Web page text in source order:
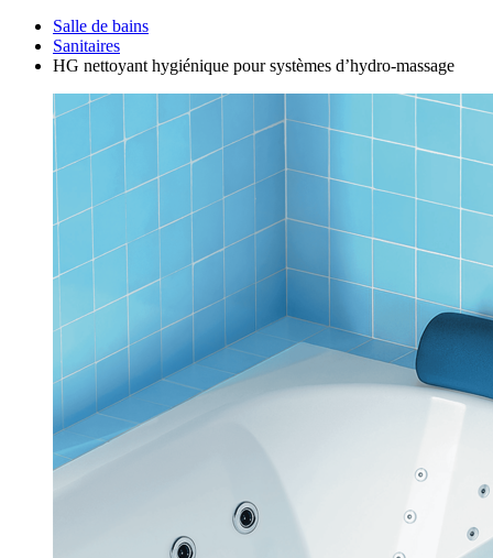
Salle de bains
Sanitaires
HG nettoyant hygiénique pour systèmes d’hydro-massage